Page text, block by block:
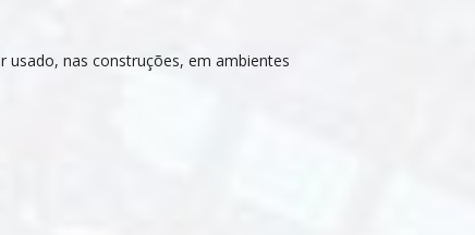
usado, nas construções, em ambientes